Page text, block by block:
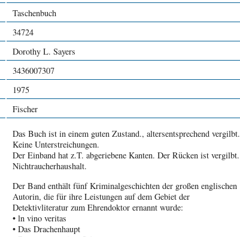
Taschenbuch
34724
Dorothy L. Sayers
3436007307
1975
Fischer
Das Buch ist in einem guten Zustand., altersentsprechend vergilbt.
Keine Unterstreichungen.
Der Einband hat z.T. abgeriebene Kanten. Der Rücken ist vergilbt.
Nichtraucherhaushalt.
Der Band enthält fünf Kriminalgeschichten der großen englischen
Autorin, die für ihre Leistungen auf dem Gebiet der
Detektivliteratur zum Ehrendoktor ernannt wurde:
• ln vino veritas
• Das Drachenhaupt